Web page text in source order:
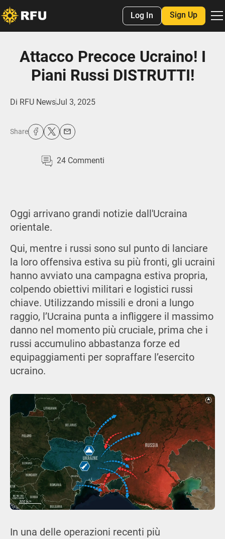
Log In Sign Up
Attacco Precoce Ucraino! I
Piani Russi DISTRUTTI!
Di RFU NewsJul 3, 2025
Share
24 Commenti
Oggi arrivano grandi notizie dall'Ucraina
orientale.
Qui, mentre i russi sono sul punto di lanciare
la loro offensiva estiva su più fronti, gli ucraini
hanno avviato una campagna estiva propria,
colpendo obiettivi militari e logistici russi
chiave. Utilizzando missili e droni a lungo
raggio, l’Ucraina punta a infliggere il massimo
danno nel momento più cruciale, prima che i
russi accumulino abbastanza forze ed
equipaggiamenti per sopraffare l’esercito
ucraino.
In una delle operazioni recenti più